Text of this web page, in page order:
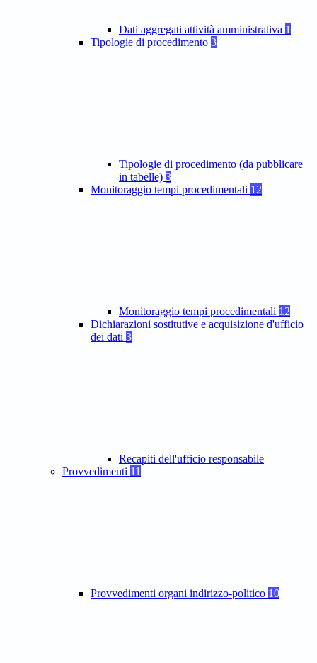
Dati aggregati attività amministrativa 1
Tipologie di procedimento 3
Tipologie di procedimento (da pubblicare
in tabelle) 3
Monitoraggio tempi procedimentali 12
Monitoraggio tempi procedimentali 12
Dichiarazioni sostitutive e acquisizione d'ufficio
dei dati 3
Recapiti dell'ufficio responsabile
Provvedimenti 11
Provvedimenti organi indirizzo-politico 10